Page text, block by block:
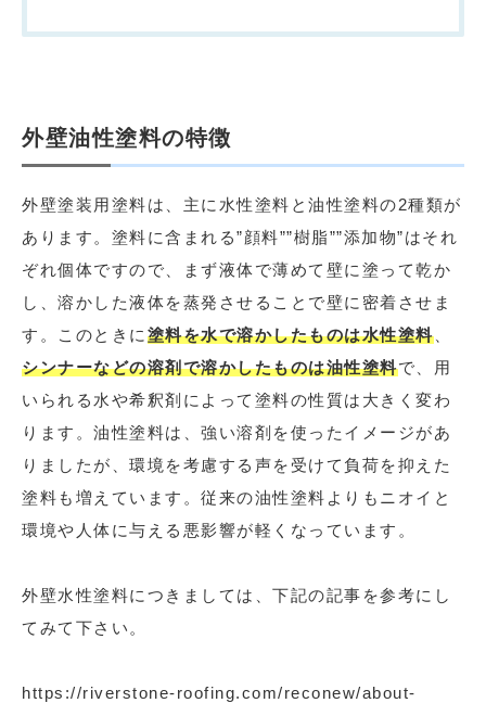
外壁油性塗料の特徴
外壁塗装用塗料は、主に水性塗料と油性塗料の2種類が
あります。塗料に含まれる”顔料””樹脂””添加物”はそれ
ぞれ個体ですので、まず液体で薄めて壁に塗って乾か
し、溶かした液体を蒸発させることで壁に密着させま
す。このときに 塗料を水で溶かしたものは水性塗料、
シンナーなどの溶剤で溶かしたものは油性塗料で、用
いられる水や希釈剤によって塗料の性質は大きく変わ
ります。油性塗料は、強い溶剤を使ったイメージがあ
りましたが、環境を考慮する声を受けて負荷を抑えた
塗料も増えています。従来の油性塗料よりもニオイと
環境や人体に与える悪影響が軽くなっています。
外壁水性塗料につきましては、下記の記事を参考にし
てみて下さい。
https://riverstone-roofing.com/reconew/about-